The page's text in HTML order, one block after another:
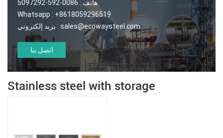
هاتف : 0086-592-5097292
Whatsapp : +8618059296519
بريد إلكتروني : sales@ecowaysteel.com
اتصل بنا
Stainless steel with storage